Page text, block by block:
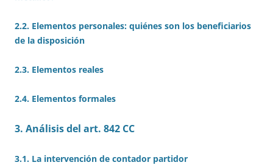
2.2. Elementos personales: quiénes son los beneficiarios
de la disposición
2.3. Elementos reales
2.4. Elementos formales
3. Análisis del art. 842 CC
3.1. La intervención de contador partidor